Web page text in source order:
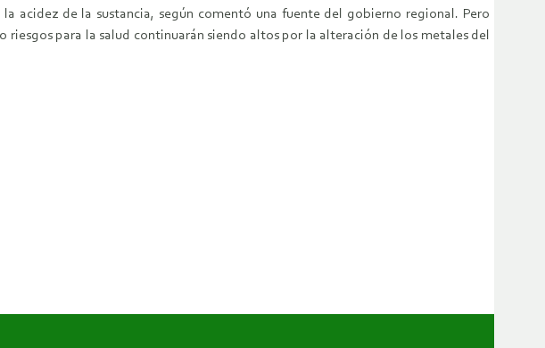
acidez de la sustancia, según comentó una fuente del gobierno regional. Pero
para la salud continuarán siendo altos por la alteración de los metales del